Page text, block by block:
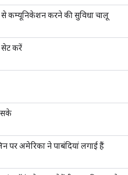
से कम्यूनिकेशन करने की सुविधा चालू
सेट करें
सके
पर अमेरिका ने पाबंदियां लगाई हैं